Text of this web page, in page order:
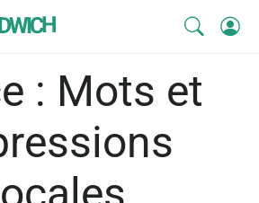
: Mots et